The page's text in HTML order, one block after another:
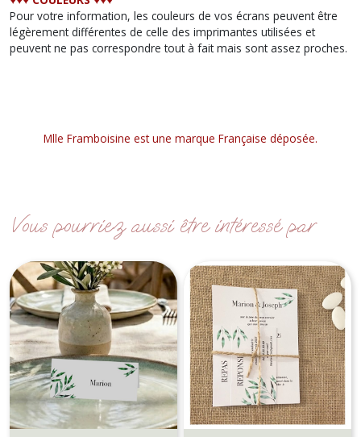
Pour votre information, les couleurs de vos écrans peuvent être
légèrement différentes de celle des imprimantes utilisées et
peuvent ne pas correspondre tout à fait mais sont assez proches.
Mlle Framboisine est une marque Française déposée.
Vous pourriez aussi être intéressé par